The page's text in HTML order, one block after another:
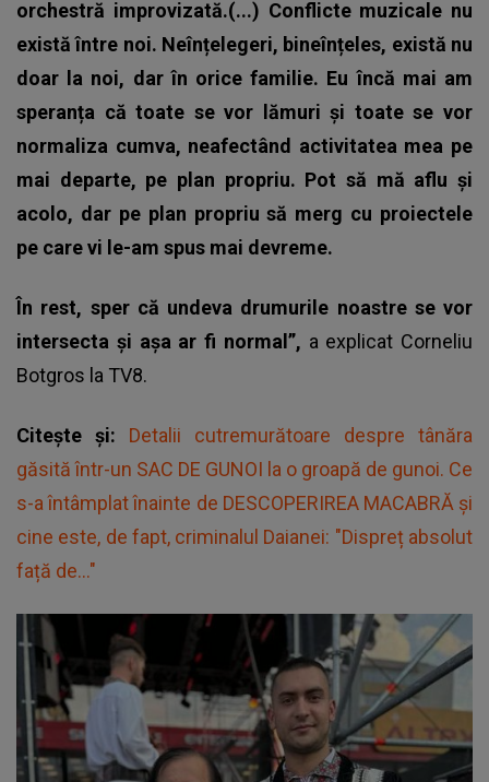
orchestră improvizată.(...) Conflicte muzicale nu
există între noi. Neînțelegeri, bineînțeles, există nu
doar la noi, dar în orice familie. Eu încă mai am
speranța că toate se vor lămuri și toate se vor
normaliza cumva, neafectând activitatea mea pe
mai departe, pe plan propriu. Pot să mă aflu și
acolo, dar pe plan propriu să merg cu proiectele
pe care vi le-am spus mai devreme.
În rest, sper că undeva drumurile noastre se vor
intersecta și așa ar fi normal”, a explicat Corneliu
Botgros la TV8.
Citește și: Detalii cutremurătoare despre tânăra
găsită într-un SAC DE GUNOI la o groapă de gunoi. Ce
s-a întâmplat înainte de DESCOPERIREA MACABRĂ și
cine este, de fapt, criminalul Daianei: "Dispreț absolut
față de..."